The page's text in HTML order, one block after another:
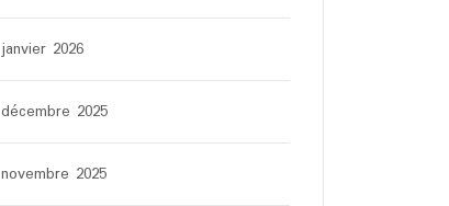
janvier 2026
décembre 2025
novembre 2025